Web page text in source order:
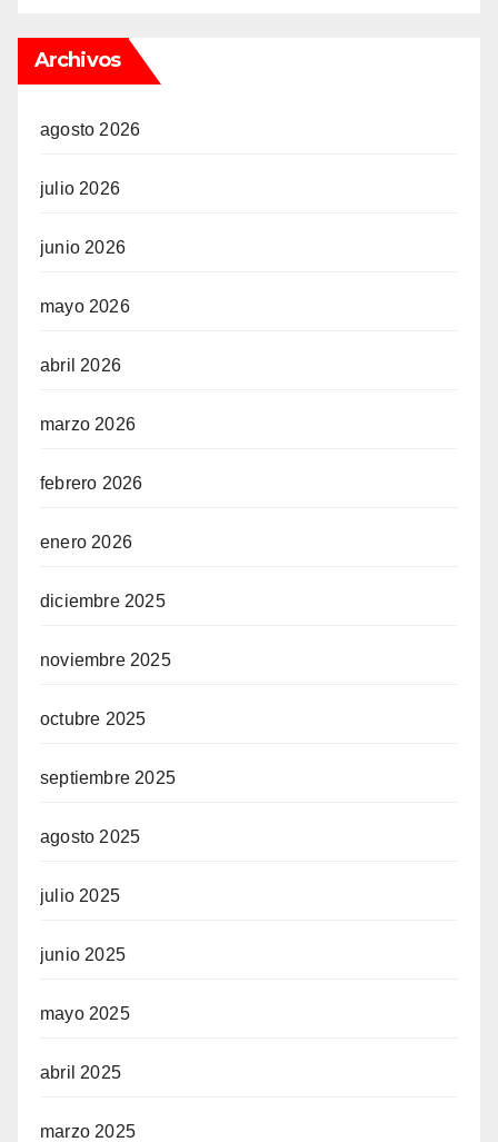
Archivos
agosto 2026
julio 2026
junio 2026
mayo 2026
abril 2026
marzo 2026
febrero 2026
enero 2026
diciembre 2025
noviembre 2025
octubre 2025
septiembre 2025
agosto 2025
julio 2025
junio 2025
mayo 2025
abril 2025
marzo 2025